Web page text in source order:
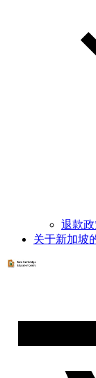
退款
关于新加坡